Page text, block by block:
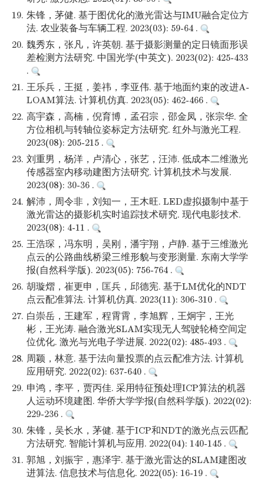
19. 朱锋，茅健. 基于图优化的激光雷达与IMU融合定位方
法. 农业装备与车辆工程. 2023(03): 59-64 .
20. 魏秀东，张凡，许英朝. 基于摄影测量的定日镜面形误
差检测方法研究. 中国光学(中英文). 2023(02): 425-433
.
21. 王乐兵，王挺，姜祎，李亚伟. 基于地面约束的改进A-
LOAM算法. 计算机仿真. 2023(05): 462-466 .
22. 高宇森，高楠，倪育博，孟召宗，邵金凤，张宗华. 全
方位相机与转轴位姿标定方法研究. 红外与激光工程.
2023(08): 205-215 .
23. 刘重男，杨洋，卢清心，张艺，汪沛. 低成本二维激光
传感器室内移动建图方法研究. 计算机技术与发展.
2023(08): 30-36 .
24. 解沛，周令非，刘知一，王木旺. LED虚拟摄制中基于
激光雷达的摄影机实时追踪技术研究. 现代电影技术.
2023(08): 4-11 .
25. 王浩琛，冯东明，吴刚，潘宇翔，卢静. 基于三维激光
点云的公路曲线桥梁三维形貌与变形测量. 东南大学学
报(自然科学版). 2023(05): 756-764 .
26. 胡璇熠，崔更申，匡兵，邱德宪. 基于LM优化的NDT
点云配准算法. 计算机仿真. 2023(11): 306-310 .
27. 白崇岳，王建军，程霄霄，李旭辉，王炯宇，王光
彬，王光涛. 融合激光SLAM实现无人驾驶轮椅空间定
位优化. 激光与光电子学进展. 2022(02): 485-493 .
28. 周颖，林意. 基于法向量投票的点云配准方法. 计算机
应用研究. 2022(02): 637-640 .
29. 申鸿，李平，贾丙佳. 采用特征预处理ICP算法的机器
人运动环境建图. 华侨大学学报(自然科学版). 2022(02):
229-236 .
30. 朱锋，吴长水，茅健. 基于ICP和NDT的激光点云匹配
方法研究. 智能计算机与应用. 2022(04): 140-145 .
31. 郭旭，刘振宇，惠泽宇. 基于激光雷达的SLAM建图改
进算法. 信息技术与信息化. 2022(05): 16-19 .